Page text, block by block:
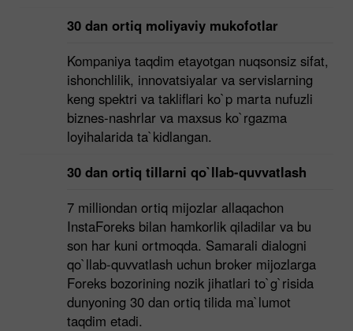
30 dan ortiq moliyaviy mukofotlar
Kompaniya taqdim etayotgan nuqsonsiz sifat,
ishonchlilik, innovatsiyalar va servislarning
keng spektri va takliflari ko`p marta nufuzli
biznes-nashrlar va maxsus ko`rgazma
loyihalarida ta`kidlangan.
30 dan ortiq tillarni qo`llab-quvvatlash
7 milliondan ortiq mijozlar allaqachon
InstaForeks bilan hamkorlik qiladilar va bu
son har kuni ortmoqda. Samarali dialogni
qo`llab-quvvatlash uchun broker mijozlarga
Foreks bozorining nozik jihatlari to`g`risida
dunyoning 30 dan ortiq tilida ma`lumot
taqdim etadi.